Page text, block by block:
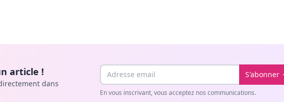
article !
dans
Email S'abonner
En vous inscrivant, vous acceptez nos communications.